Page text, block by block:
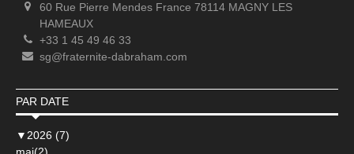
60 Rue Pierre Mendes France 78114 MAGNY LES
HAMEAUX
+33 1 45 49 46 33
sg@fraternite-dabraham.com
PAR DATE
▼ 2026 (7)